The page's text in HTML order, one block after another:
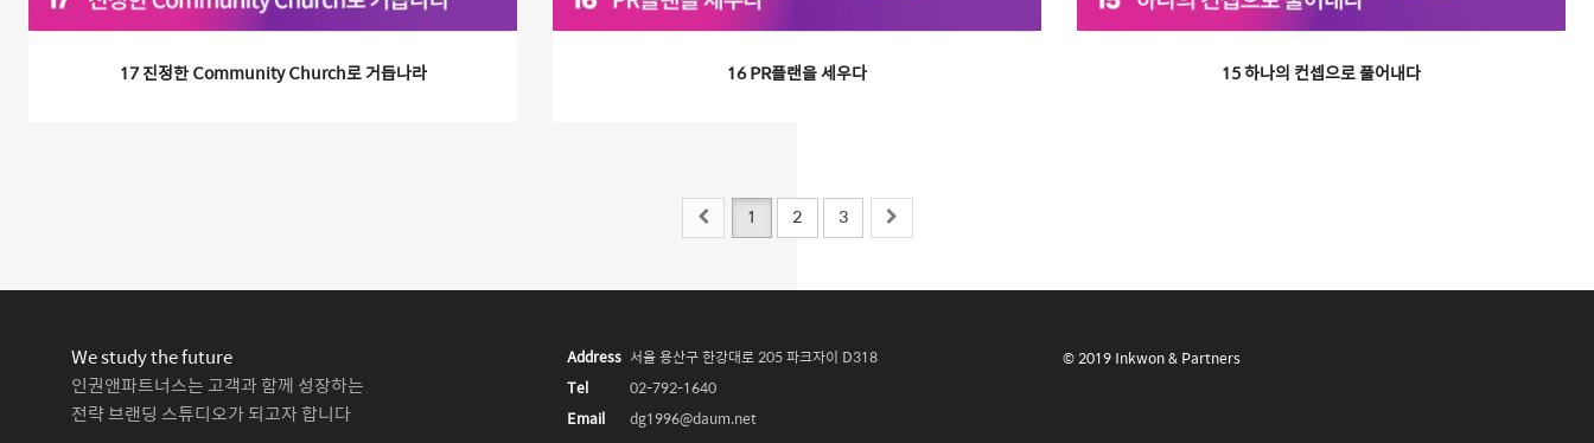
17 진정한 Community Church로 거듭나라 16 PR플랜을 세우다 15 하나의 컨셉으로 풀어내다
1 2 3
We study the future
인권앤파트너스는 고객과 함께 성장하는
전략 브랜딩 스튜디오가 되고자 합니다
Address 서울 용산구 한강대로 205 파크자이 D318
Tel
02-792-1640
Email
dg1996@daum.net
© 2019 Inkwon & Partners